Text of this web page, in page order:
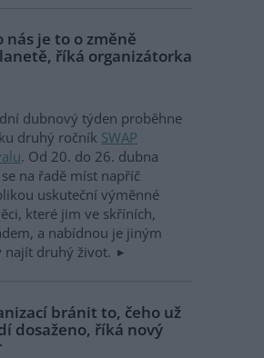
nás je to o změně
říká organizátorka
dubnový týden proběhne
druhý ročník SWAP
. Od 20. do 26. dubna
na řadě míst napříč
uskuteční výměnné
které jim ve skříních,
a nabídnou je jiným
najít druhý život.
bránit to, čeho už
dosaženo, říká nový